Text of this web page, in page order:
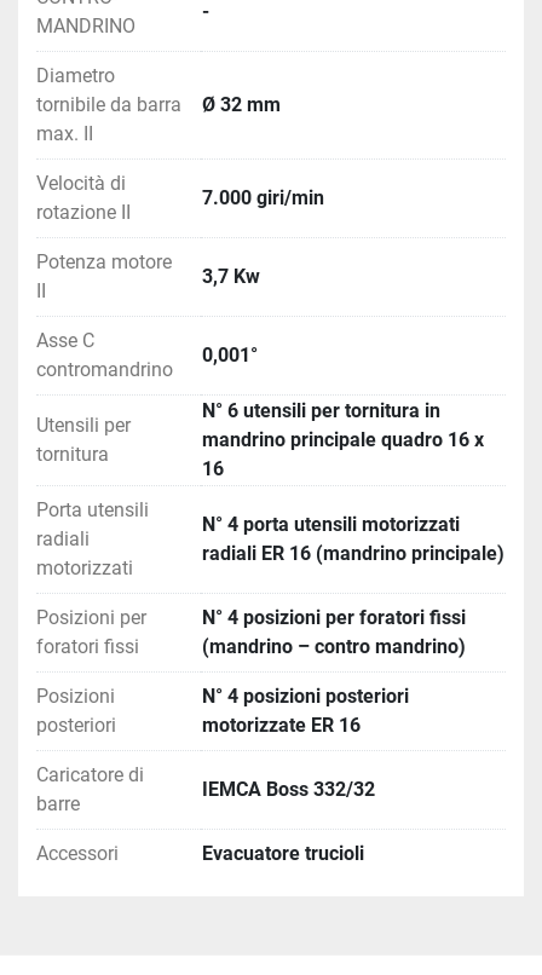
MANDRINO
-
Diametro
tornibile da barra
max. II
Ø 32 mm
Velocità di
rotazione II
7.000 giri/min
Potenza motore
II
3,7 Kw
Asse C
contromandrino
0,001°
Utensili per
tornitura
N° 6 utensili per tornitura in
mandrino principale quadro 16 x
16
Porta utensili
radiali
motorizzati
N° 4 porta utensili motorizzati
radiali ER 16 (mandrino principale)
Posizioni per
foratori fissi
N° 4 posizioni per foratori fissi
(mandrino – contro mandrino)
Posizioni
posteriori
N° 4 posizioni posteriori
motorizzate ER 16
Caricatore di
barre
IEMCA Boss 332/32
Accessori Evacuatore trucioli